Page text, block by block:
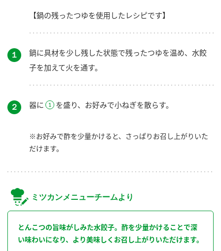
【鍋の残ったつゆを使用したレシピです】
１
鍋に具材を少し残した状態で残ったつゆを温め、水餃
子を加えて火を通す。
２ 器に を盛り、お好みで小ねぎを散らす。
※お好みで酢を少量かけると、さっぱりお召し上がりいた
だけます。
ミツカンメニューチームより
とんこつの旨味がしみた水餃子。酢を少量かけることで深
い味わいになり、より美味しくお召し上がりいただけます。